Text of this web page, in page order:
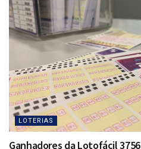
LOTERIAS
Ganhadores da Lotofácil 3756